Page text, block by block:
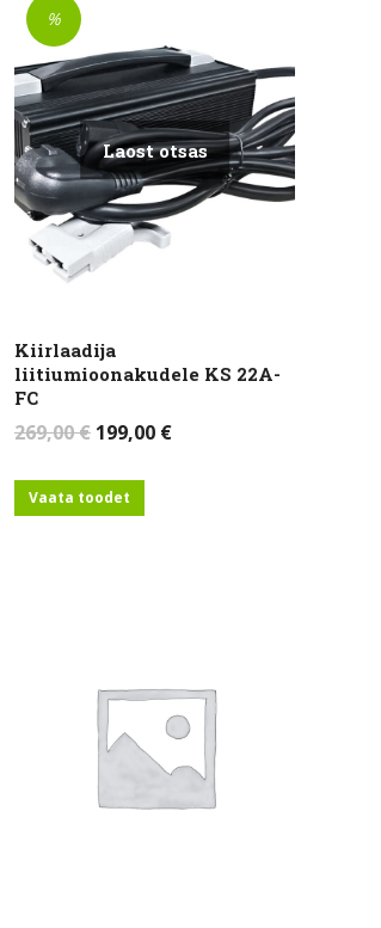
%
Laost otsas
Kiirlaadija
liitiumioonakudele KS 22A-
FC
269,00€ Algne
oli:
199,00 €Current
Vaata toodet